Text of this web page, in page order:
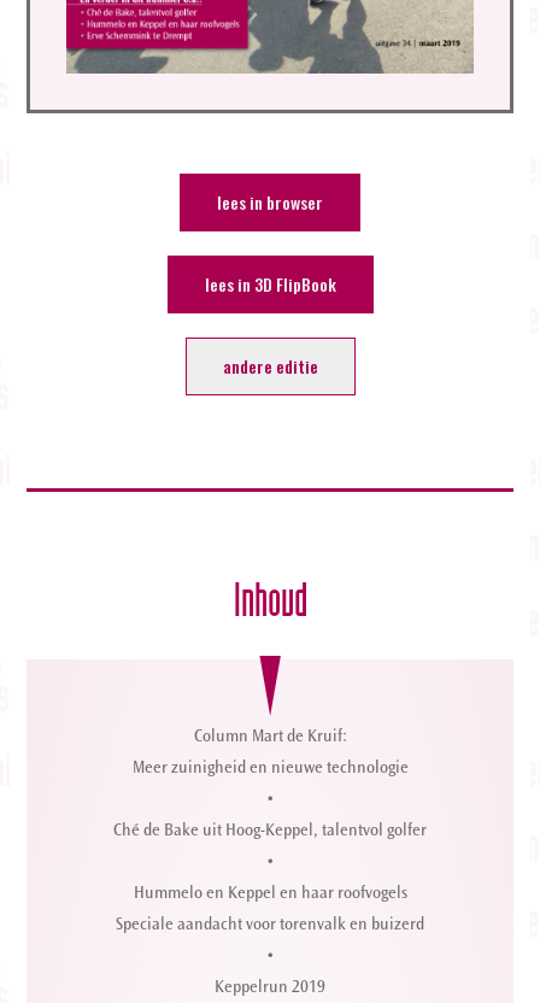
lees in browser
lees in 3D FlipBook
andere editie
Inhoud
Column Mart de Kruif:
Meer zuinigheid en nieuwe technologie
•
Ché de Bake uit Hoog-Keppel, talentvol golfer
•
Hummelo en Keppel en haar roofvogels
Speciale aandacht voor torenvalk en buizerd
•
Keppelrun 2019